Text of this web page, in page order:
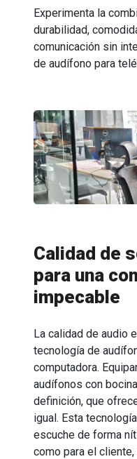
Experimenta la
durabilidad,
comunicación sin
de audífono para
Calidad de
para una
impecable
La calidad de audio
tecnología de
computadora.
audífonos con
definición, que
igual. Esta
escuche de forma
como para el